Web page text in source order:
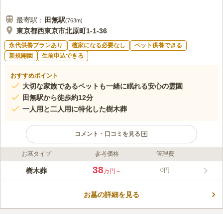
最寄駅： 田無駅(763m)
東京都西東京市北原町1-1-36
永代供養プランあり 檀家になる必要なし
ペット供養できる
新規開園
生前申込できる
おすすめポイント
大切な家族であるペットも一緒に眠れる安心の霊園
田無駅から徒歩約12分
一人用と二人用に特化した樹木葬
コメント・口コミを見る
ライフドット編集部のコメント
樹木葬 田無さくら庭園は、遍立寺の境内にあります。最寄駅か
が多く、公園のような造りになっています。たくさんの草花に囲
お墓タイプ 参考価格 管理費
樹木葬 38万円～ 0円
お墓の詳細を見る